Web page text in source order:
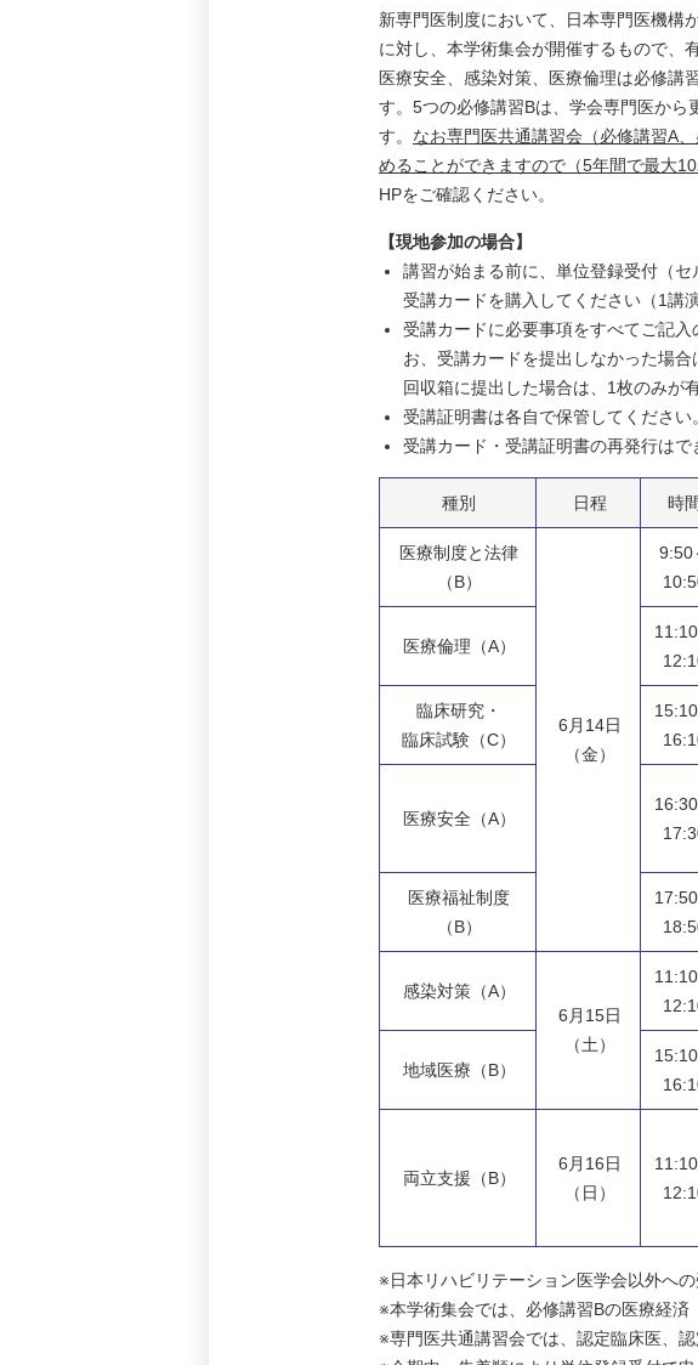
新専門医制度において、日本専門医機構
に対し、本学術集会が開催するもので、
医療安全、感染対策、医療倫理は必修講
す。5つの必修講習Bは、学会専門医か
す。 なお専門医共通講習会（必修講習A
めることができますので（5年間で最大
HPをご確認ください。
【現地参加の場合】
講習が始まる前に、単位登録受付（
受講カードを購入してください（1講
受講カードに必要事項をすべてご記
お、受講カードを提出しなかった場
回収箱に提出した場合は、1枚のみが
受講証明書は各自で保管してください
受講カード・受講証明書の再発行はで
種別 日程 時間
医療制度と法律
（B）
6月14日
（金）
9:50
医療倫理（A）
臨床研究・
臨床試験（C）
医療安全（A）
医療福祉制度
（B）
感染対策（A）
6月15日
（土）
地域医療（B）
両立支援（B）
6月16日
（日）
※日本リハビリテーション医学会以外へ
※本学術集会では、必修講習Bの医療経済
※専門医共通講習会では、認定臨床医、